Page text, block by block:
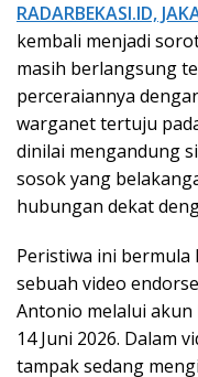
RADARBEKASI.ID,
kembali menjadi
masih berlangsung
perceraiannya
warganet tertuju
dinilai mengandung
sosok yang
hubungan dekat
Peristiwa ini
sebuah video
Antonio melalui
14 Juni 2026. Dalam
tampak sedang